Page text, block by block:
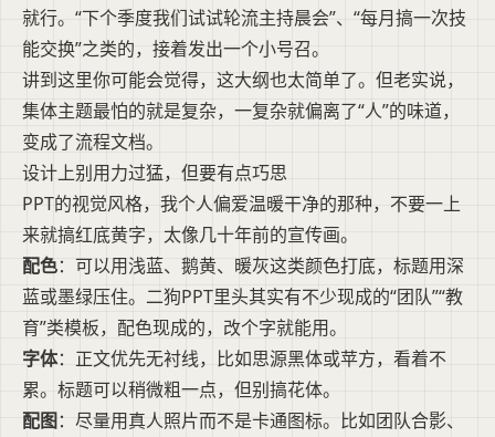
就行。“下个季度我们试试轮流主持晨会”、“每月搞一次技
能交换”之类的，接着发出一个小号召。
讲到这里你可能会觉得，这大纲也太简单了。但老实说，
集体主题最怕的就是复杂，一复杂就偏离了“人”的味道，
变成了流程文档。
设计上别用力过猛，但要有点巧思
PPT的视觉风格，我个人偏爱温暖干净的那种，不要一上
来就搞红底黄字，太像几十年前的宣传画。
配色：可以用浅蓝、鹅黄、暖灰这类颜色打底，标题用深
蓝或墨绿压住。二狗PPT里头其实有不少现成的“团队”“教
育”类模板，配色现成的，改个字就能用。
字体：正文优先无衬线，比如思源黑体或苹方，看着不
累。标题可以稍微粗一点，但别搞花体。
配图：尽量用真人照片而不是卡通图标。比如团队合影、